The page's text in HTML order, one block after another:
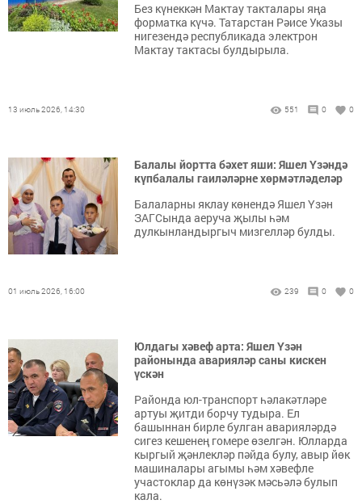
Без күнеккән Мактау такталары яңа
форматка күчә. Татарстан Рәисе Указы
нигезендә республикада электрон
Мактау тактасы булдырыла.
13 июль 2026, 14:30 551 0 0
Балалы йортта бәхет яши: Яшел Үзәндә
күпбалалы гаиләләрне хөрмәтләделәр
Балаларны яклау көнендә Яшел Үзән
ЗАГСында аеруча җылы һәм
дулкынландыргыч мизгелләр булды.
01 июль 2026, 16:00 239 0 0
Юлдагы хәвеф арта: Яшел Үзән
районында аварияләр саны кискен
үскән
Районда юл-транспорт һәлакәтләре
артуы җитди борчу тудыра. Ел
башыннан бирле булган аварияләрдә
сигез кешенең гомере өзелгән. Юлларда
кыргый җәнлекләр пәйда булу, авыр йөк
машиналары агымы һәм хәвефле
участоклар да көнүзәк мәсьәлә булып
кала.